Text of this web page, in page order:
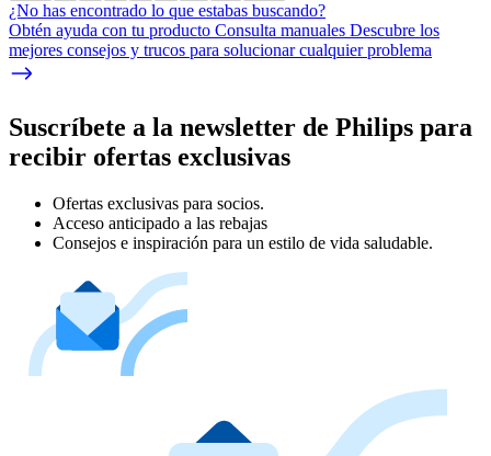
¿No has encontrado lo que estabas buscando?
Obtén ayuda con tu producto Consulta manuales Descubre los
mejores consejos y trucos para solucionar cualquier problema
Suscríbete a la newsletter de Philips para
recibir ofertas exclusivas
Ofertas exclusivas para socios.
Acceso anticipado a las rebajas
Consejos e inspiración para un estilo de vida saludable.